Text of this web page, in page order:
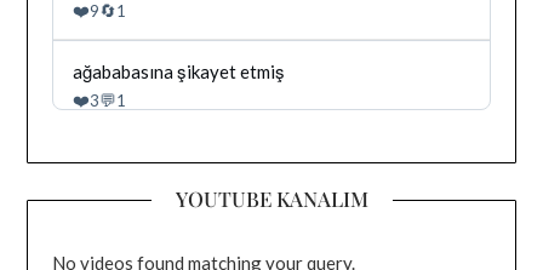
goruntule
Irak
tarafindan
yazilan
gonderiyi
goruntule
❤️9🔄1
Bluesky'da
Dağhan
Irak
yazilan
goruntule
ağababasına şikayet etmiş
❤️3💬1
YOUTUBE KANALIM
No videos found matching your query.